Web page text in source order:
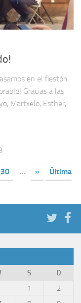
en el fiestón
Gracias a las
Martxelo, Esther,
30 ... »
Última
S D
1
2